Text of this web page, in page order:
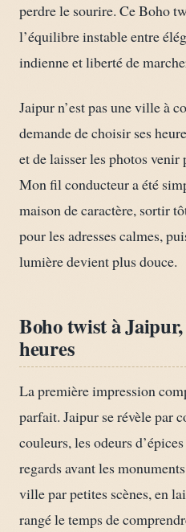
perdre le sourire. Ce Boho
l’équilibre instable entre
indienne et liberté de
Jaipur n’est pas une ville à
demande de choisir ses
et de laisser les photos venir
Mon fil conducteur a été
maison de caractère, sortir
pour les adresses calmes,
lumière devient plus douce.
Boho twist à
heures
La première impression
parfait. Jaipur se révèle par
couleurs, les odeurs
regards avant les
ville par petites scènes, en
rangé le temps de